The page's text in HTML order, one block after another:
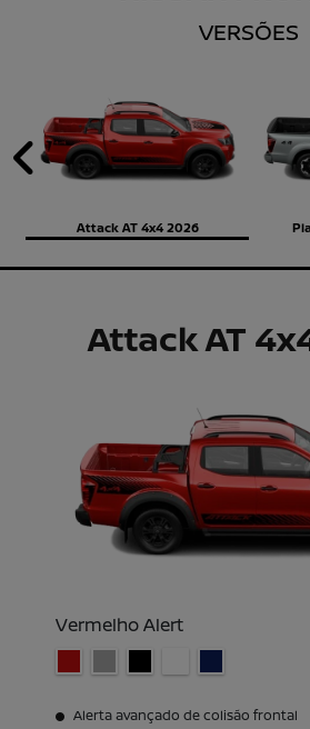
VERSÕES
Attack AT 4x4 2026
Anterior
Attack AT
Vermelho Alert
Alerta avançado de colisão frontal